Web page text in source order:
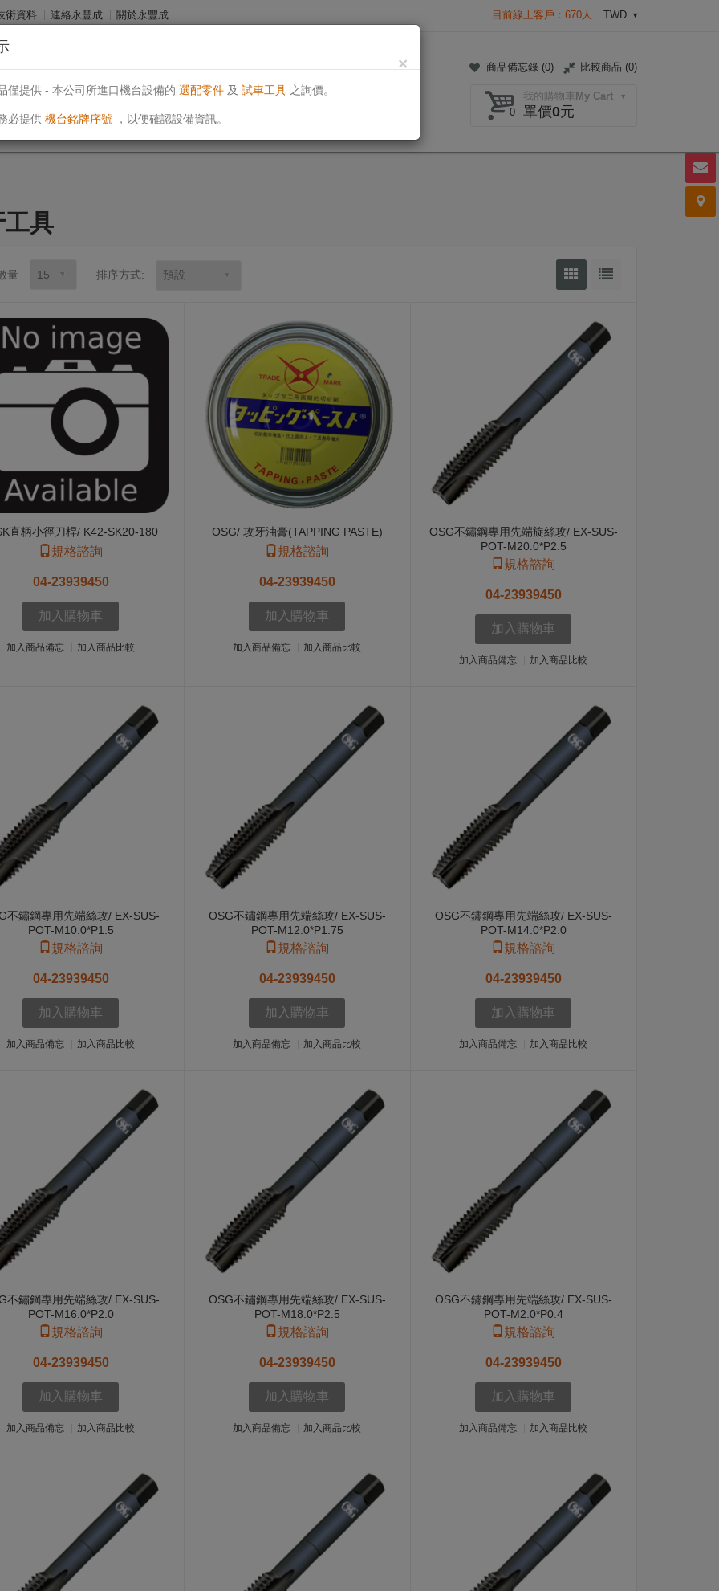
術資料 連絡永豐成 關於永豐成 目前線上客戶：670人 TWD
永豐成有限公司 商品備忘錄 (0) 比較商品 (0)
我的購物車My Cart
0
單價0元
具
量 排序方式:
直柄小徑刀桿/ K42-SK20-180
規格諮詢
04-23939450
加入購物車
加入商品備忘 加入商品比較
OSG/ 攻牙油膏(TAPPING PASTE)
規格諮詢
04-23939450
加入購物車
加入商品備忘 加入商品比較
OSG不鏽鋼專用先端旋絲攻/ EX-SUS-
POT-M20.0*P2.5
規格諮詢
04-23939450
加入購物車
加入商品備忘 加入商品比較
不鏽鋼專用先端絲攻/ EX-SUS-
POT-M10.0*P1.5
規格諮詢
04-23939450
加入購物車
加入商品備忘 加入商品比較
OSG不鏽鋼專用先端絲攻/ EX-SUS-
POT-M12.0*P1.75
規格諮詢
04-23939450
加入購物車
加入商品備忘 加入商品比較
OSG不鏽鋼專用先端絲攻/ EX-SUS-
POT-M14.0*P2.0
規格諮詢
04-23939450
加入購物車
加入商品備忘 加入商品比較
不鏽鋼專用先端絲攻/ EX-SUS-
POT-M16.0*P2.0
規格諮詢
04-23939450
加入購物車
加入商品備忘 加入商品比較
OSG不鏽鋼專用先端絲攻/ EX-SUS-
POT-M18.0*P2.5
規格諮詢
04-23939450
加入購物車
加入商品備忘 加入商品比較
OSG不鏽鋼專用先端絲攻/ EX-SUS-
POT-M2.0*P0.4
規格諮詢
04-23939450
加入購物車
加入商品備忘 加入商品比較
×
僅提供 - 本公司所進口機台設備的 選配零件 及 試車工具 之詢價。
必提供 機台銘牌序號 ，以便確認設備資訊。